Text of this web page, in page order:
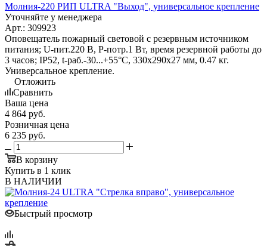
Молния-220 РИП ULTRA "Выход", универсальное крепление
Уточняйте у менеджера
Арт.: 309923
Оповещатель пожарный световой с резервным источником
питания; U-пит.220 В, P-потр.1 Вт, время резервной работы до
3 часов; IP52, t-раб.-30...+55°С, 330х290х27 мм, 0.47 кг.
Универсальное крепление.
Отложить
Сравнить
Ваша цена
4 864 руб.
Розничная цена
6 235 руб.
В корзину
Купить в 1 клик
В НАЛИЧИИ
Быстрый просмотр